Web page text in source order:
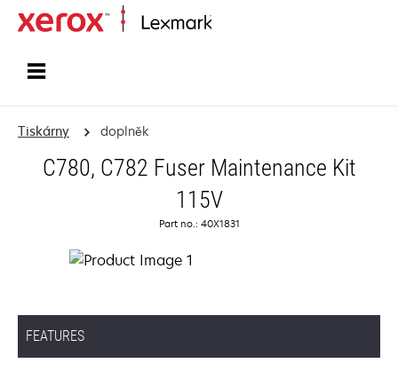
Tiskárny doplněk
C780, C782 Fuser Maintenance Kit
115V
Part no.: 40X1831
FEATURES